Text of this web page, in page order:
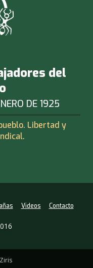
del
DE 1925
Libertad y
Videos Contacto